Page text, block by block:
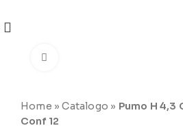
Home »Catalogo » Pumo H 4,3
Conf 12